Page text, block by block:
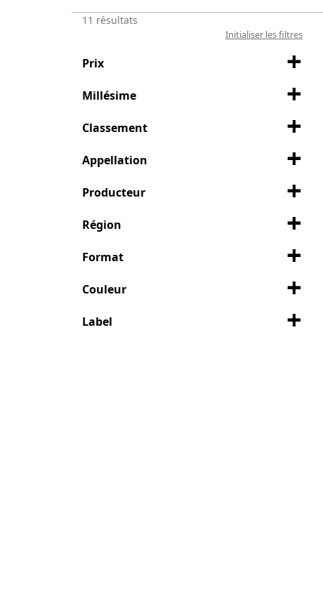
11 résultats
Initialiser les filtres
Prix
Millésime
Classement
Appellation
Producteur
Région
Format
Couleur
Label